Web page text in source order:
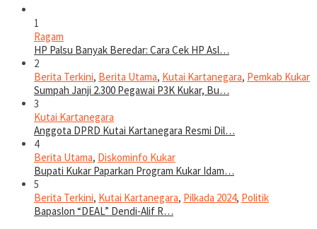
1
Ragam
HP Palsu Banyak Beredar: Cara Cek HP Asl…
2
Berita Terkini, Berita Utama, Kutai Kartanegara, Pemkab Kukar
Sumpah Janji 2.300 Pegawai P3K Kukar, Bu…
3
Kutai Kartanegara
Anggota DPRD Kutai Kartanegara Resmi Dil…
4
Berita Utama, Diskominfo Kukar
Bupati Kukar Paparkan Program Kukar Idam…
5
Berita Terkini, Kutai Kartanegara, Pilkada 2024, Politik
Bapaslon “DEAL” Dendi-Alif R…